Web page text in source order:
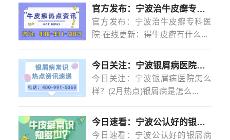
官方发布：宁波治牛皮癣专科医院-在线更新：得牛皮癣有什么忌口的吗？
官方发布：宁波治牛皮癣专科医
院-在线更新：得牛皮癣有什么...
今日关注：宁波银屑病医院怎么样？(2月热点)银屑病是怎么染上的？
今日关注：宁波银屑病医院怎么
样？(2月热点)银屑病是怎么...
今日速看：宁波公认好的银屑病医院(口碑排名)治疗牛皮癣可以不吃药不打针吗？
今日速看：宁波公认好的银屑病